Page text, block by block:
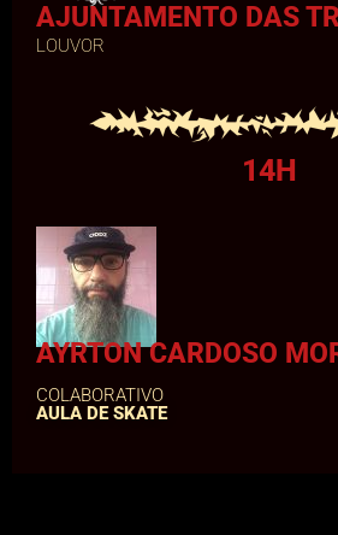
AJUNTAMENTO DAS
LOUVOR
14H
AYRTON CARDOSO
COLABORATIVO
AULA DE SKATE